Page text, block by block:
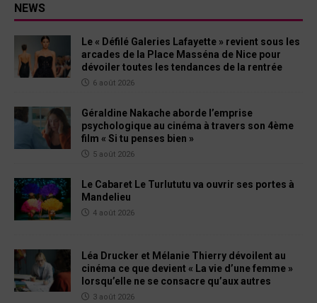
NEWS
Le « Défilé Galeries Lafayette » revient sous les
arcades de la Place Masséna de Nice pour
dévoiler toutes les tendances de la rentrée
6 août 2026
Géraldine Nakache aborde l’emprise
psychologique au cinéma à travers son 4ème
film « Si tu penses bien »
5 août 2026
Le Cabaret Le Turlututu va ouvrir ses portes à
Mandelieu
4 août 2026
Léa Drucker et Mélanie Thierry dévoilent au
cinéma ce que devient « La vie d’une femme »
lorsqu’elle ne se consacre qu’aux autres
3 août 2026